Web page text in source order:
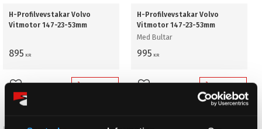
H-Profilvevstakar Volvo
Vitmotor 147-23-53mm
895 KR
Add to favorites BUY
H-Profilvevstakar Volvo
Vitmotor 147-23-53mm
Med Bultar
995 KR
Add to favorites BUY